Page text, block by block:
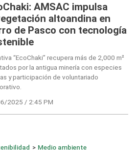
AMSAC impulsa
altoandina en
de Pasco con tecnología
“EcoChaki” recupera más de 2,000 m²
por la antigua minería con especies
y participación de voluntariado
2025 / 2:45 PM
> Medio ambiente